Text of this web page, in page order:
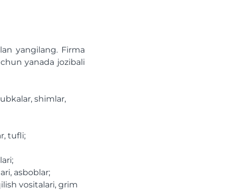
yangilang. Firma
yanada jozibali
shimlar,
tufli;
asboblar;
vositalari, grim